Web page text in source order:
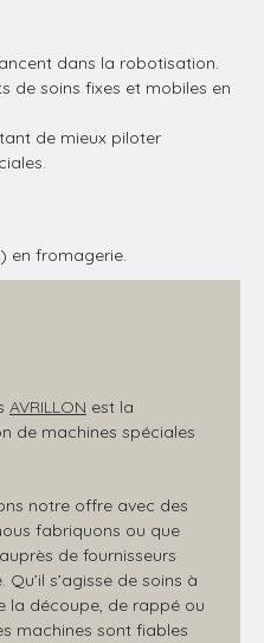
dans la robotisation.
de soins fixes et mobiles en
de mieux piloter
en fromagerie.
AVRILLON est la
de machines spéciales
notre offre avec des
fabriquons ou que
de fournisseurs
s’agisse de soins à
la découpe, de rappé ou
machines sont fiables